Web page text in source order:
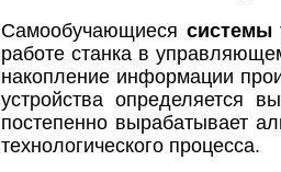
Самообучающиеся системы
работе станка в
накопление информации
устройства определяется
постепенно вырабатывает
технологического процесса.